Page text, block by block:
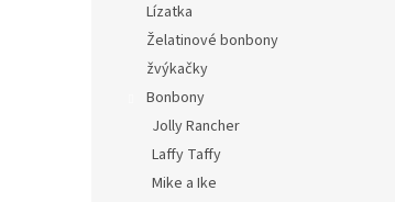
Lízatka
Želatinové bonbony
žvýkačky
Bonbony
Jolly Rancher
Laffy Taffy
Mike a Ike